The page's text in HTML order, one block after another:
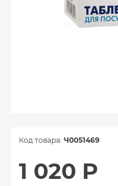
Код товара: Ч0051469
1 020 Р